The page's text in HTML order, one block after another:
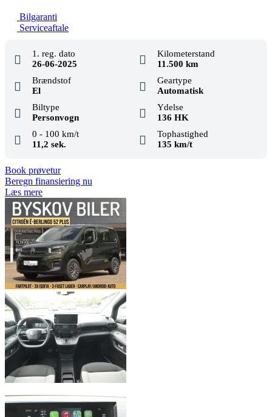
Bilgaranti
Serviceaftale
1. reg. dato
26-06-2025
Kilometerstand
11.500 km
Brændstof
El
Geartype
Automatisk
Biltype
Personvogn
Ydelse
136 HK
0 - 100 km/t
11,2 sek.
Tophastighed
135 km/t
Book prøvetur
Beregn finansiering nu
Læs mere